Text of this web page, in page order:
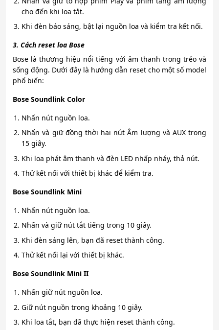
cho đến khi loa tắt.
Khi đèn báo sáng, bật lại nguồn loa và kiểm tra kết nối.
3. Cách reset loa Bose
Bose là thương hiệu nổi tiếng với âm thanh trong trẻo và
sống động. Dưới đây là hướng dẫn reset cho một số model
phổ biến:
Bose Soundlink Color
Nhấn nút nguồn loa.
Nhấn và giữ đồng thời hai nút Âm lượng và AUX trong
15 giây.
Khi loa phát âm thanh và đèn LED nhấp nháy, thả nút.
Thử kết nối với thiết bị khác để kiểm tra.
Bose Soundlink Mini
Nhấn nút nguồn loa.
Nhấn và giữ nút tắt tiếng trong 10 giây.
Khi đèn sáng lên, bạn đã reset thành công.
Thử kết nối lại với thiết bị khác.
Bose Soundlink Mini II
Nhấn giữ nút nguồn loa.
Giữ nút nguồn trong khoảng 10 giây.
Khi loa tắt, bạn đã thực hiện reset thành công.